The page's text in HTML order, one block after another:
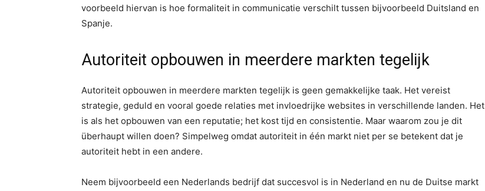
voorbeeld hiervan is hoe formaliteit in communicatie verschilt tussen bijvoorbeeld Duitsland en
Spanje.
Autoriteit opbouwen in meerdere markten tegelijk
Autoriteit opbouwen in meerdere markten tegelijk is geen gemakkelijke taak. Het vereist
strategie, geduld en vooral goede relaties met invloedrijke websites in verschillende landen. Het
is als het opbouwen van een reputatie; het kost tijd en consistentie. Maar waarom zou je dit
überhaupt willen doen? Simpelweg omdat autoriteit in één markt niet per se betekent dat je
autoriteit hebt in een andere.
Neem bijvoorbeeld een Nederlands bedrijf dat succesvol is in Nederland en nu de Duitse markt